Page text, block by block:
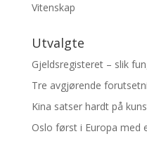
Vitenskap
Utvalgte
Gjeldsregisteret – slik
Tre avgjørende
Kina satser hardt på
Oslo først i Europa med